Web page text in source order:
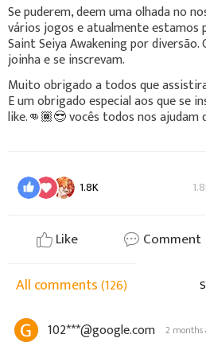
Se puderem, deem uma olhada no
vários jogos e atualmente estamos
Saint Seiya Awakening por
joinha e se inscrevam.
Muito obrigado a todos que
E um obrigado especial aos que se
like.👊🏾😎 vocês todos nos ajudam
1.8K
Like Comment
All comments(126)
102***@google.com 2 months